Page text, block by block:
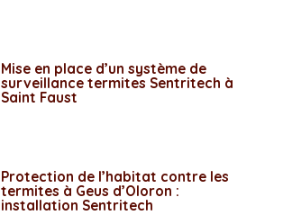
Mise en place d’un système de
surveillance termites Sentritech à
Saint Faust
Protection de l’habitat contre les
termites à Geus d’Oloron :
installation Sentritech